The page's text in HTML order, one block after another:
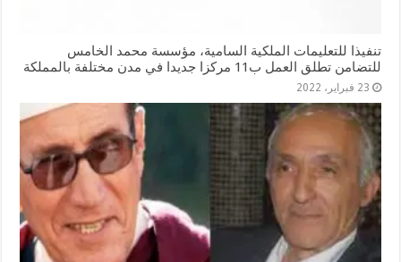
تنفيذا للتعليمات الملكية السامية، مؤسسة محمد الخامس
للتضامن تطلق العمل ب11 مركزا جديدا في مدن مختلفة بالمملكة
23 فبراير، 2022